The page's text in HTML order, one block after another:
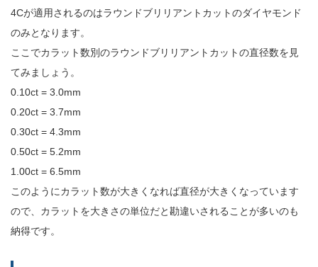
4Cが適用されるのはラウンドブリリアントカットのダイヤモンド
のみとなります。
ここでカラット数別のラウンドブリリアントカットの直径数を見
てみましょう。
0.10ct = 3.0mm
0.20ct = 3.7mm
0.30ct = 4.3mm
0.50ct = 5.2mm
1.00ct = 6.5mm
このようにカラット数が大きくなれば直径が大きくなっています
ので、カラットを大きさの単位だと勘違いされることが多いのも
納得です。